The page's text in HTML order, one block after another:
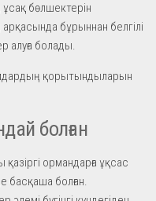
бөлшектерін
бұрыннан белгілі
алуға болады.
қорытындыларын
болған
ормандарға ұқсас
басқаша болған.